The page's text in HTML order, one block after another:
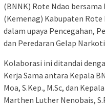
(BNNK) Rote Ndao
(Kemenag) Kabupaten
dalam upaya Pencegahan,
dan Peredaran Gelap
Kolaborasi ini ditandai
Kerja Sama antara Kepala
Moa, S.Kep., M.Sc, dan
Marthen Luther Nenobais,